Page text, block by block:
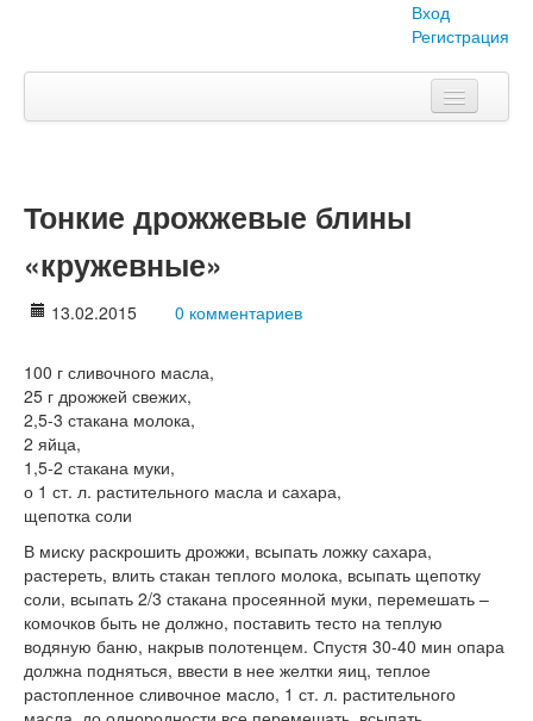
Вход
Регистрация
Объявления
Наши проекты
Абитуриент
Вопросы-ответы
О нас
Тонкие дрожжевые блины
«кружевные»
13.02.2015 0 комментариев
100 г сливочного масла,
25 г дрожжей свежих,
2,5-3 стакана молока,
2 яйца,
1,5-2 стакана муки,
о 1 ст. л. растительного масла и сахара,
щепотка соли
В миску раскрошить дрожжи, всыпать ложку сахара,
растереть, влить стакан теплого молока, всыпать щепотку
соли, всыпать 2/3 стакана просеянной муки, перемешать –
комочков быть не должно, поставить тесто на теплую
водяную баню, накрыв полотенцем. Спустя 30-40 мин опара
должна подняться, ввести в нее желтки яиц, теплое
растопленное сливочное масло, 1 ст. л. растительного